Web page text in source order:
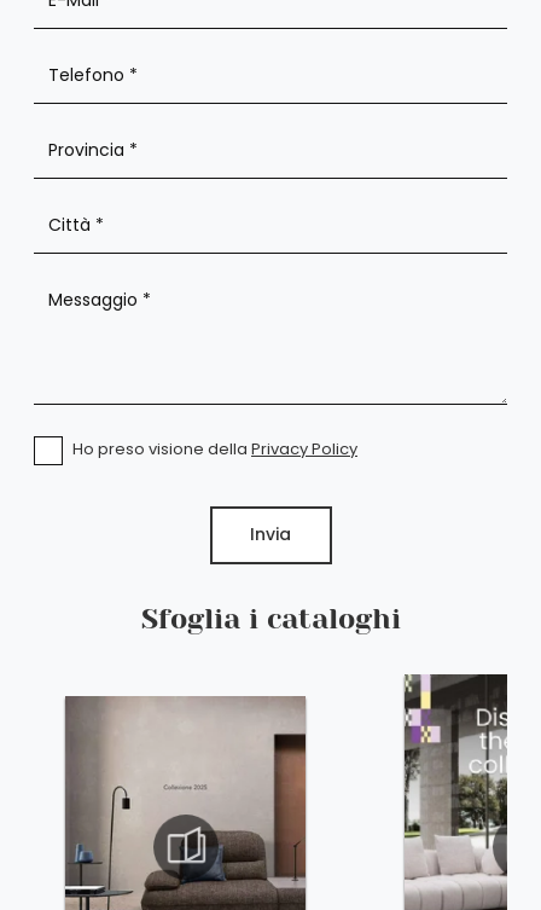
Sfoglia i cataloghi
Ho preso visione della Privacy Policy
Invia